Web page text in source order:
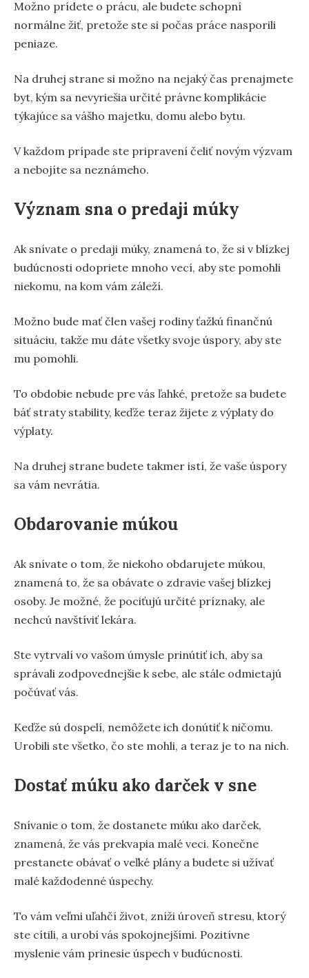
Možno prídete o prácu, ale budete schopní
normálne žiť, pretože ste si počas práce nasporili
peniaze.
Na druhej strane si možno na nejaký čas prenajmete
byt, kým sa nevyriešia určité právne komplikácie
týkajúce sa vášho majetku, domu alebo bytu.
V každom prípade ste pripravení čeliť novým výzvam
a nebojíte sa neznámeho.
Význam sna o predaji múky
Ak snívate o predaji múky, znamená to, že si v blízkej
budúcnosti odopriete mnoho vecí, aby ste pomohli
niekomu, na kom vám záleží.
Možno bude mať člen vašej rodiny ťažkú finančnú
situáciu, takže mu dáte všetky svoje úspory, aby ste
mu pomohli.
To obdobie nebude pre vás ľahké, pretože sa budete
báť straty stability, keďže teraz žijete z výplaty do
výplaty.
Na druhej strane budete takmer istí, že vaše úspory
sa vám nevrátia.
Obdarovanie múkou
Ak snívate o tom, že niekoho obdarujete múkou,
znamená to, že sa obávate o zdravie vašej blízkej
osoby. Je možné, že pociťujú určité príznaky, ale
nechcú navštíviť lekára.
Ste vytrvalí vo vašom úmysle prinútiť ich, aby sa
správali zodpovednejšie k sebe, ale stále odmietajú
počúvať vás.
Keďže sú dospelí, nemôžete ich donútiť k ničomu.
Urobili ste všetko, čo ste mohli, a teraz je to na nich.
Dostať múku ako darček v sne
Snívanie o tom, že dostanete múku ako darček,
znamená, že vás prekvapia malé veci. Konečne
prestanete obávať o veľké plány a budete si užívať
malé každodenné úspechy.
To vám veľmi uľahčí život, zníži úroveň stresu, ktorý
ste cítili, a urobí vás spokojnejšími. Pozitívne
myslenie vám prinesie úspech v budúcnosti.